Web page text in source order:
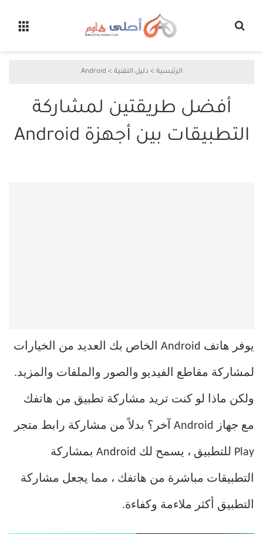
الرئيسية > دليل التقنية >
Android
أفضل طريقتين لمشاركة
التطبيقات بين أجهزة Android
يوفر هاتف Android الخاص بك العديد من الخيارات
لمشاركة مقاطع الفيديو والصور والملفات والمزيد.
ولكن ماذا لو كنت تريد مشاركة تطبيق من هاتفك
مع جهاز Android آخر؟ بدلاً من مشاركة رابط متجر
Play للتطبيق ، يسمح لك Android بمشاركة
التطبيقات مباشرة من هاتفك ، مما يجعل مشاركة
التطبيق أكثر ملاءمة وكفاءة.